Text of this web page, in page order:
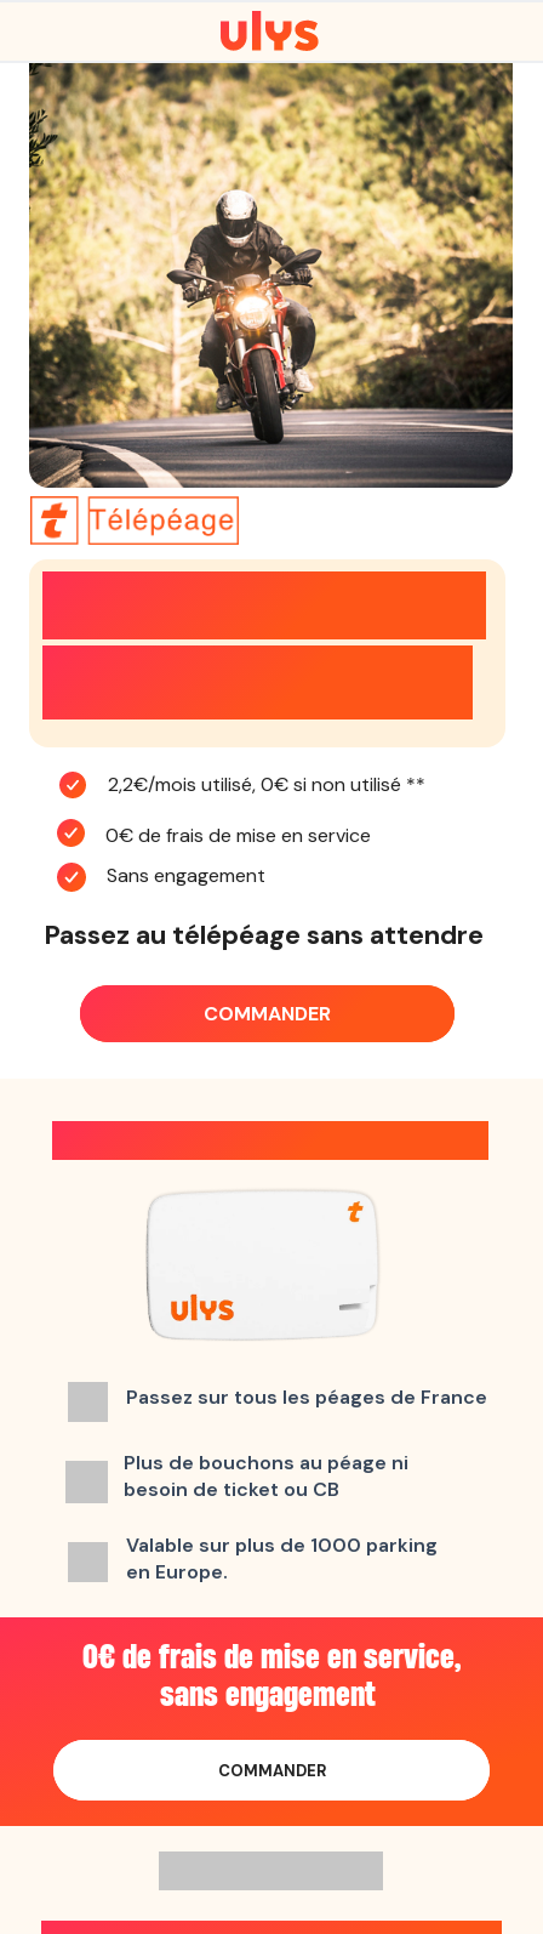
Passez au télépéage sans attendre
2,2€/mois utilisé, 0€ si non utilisé **
0€ de frais de mise en service
Sans engagement
COMMANDER
Passez sur tous les péages de France
Plus de bouchons au péage ni
besoin de ticket ou CB
Valable sur plus de 1000 parking
en Europe.
0€ de frais de mise en service,
sans engagement
COMMANDER